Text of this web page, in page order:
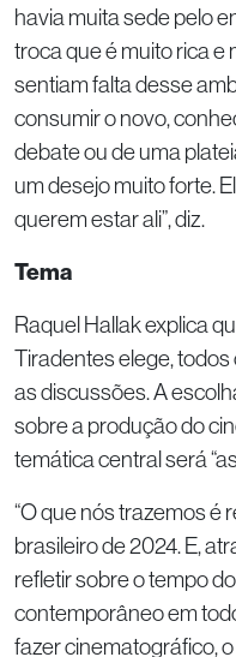
havia muita sede pelo
troca que é muito rica
sentiam falta desse
consumir o novo,
debate ou de uma
um desejo muito forte.
querem estar ali”, diz.
Tema
Raquel Hallak explica
Tiradentes elege,
as discussões. A
sobre a produção do
temática central será
“O que nós trazemos é
brasileiro de 2024. E,
refletir sobre o tempo
contemporâneo em
fazer cinematográfico,